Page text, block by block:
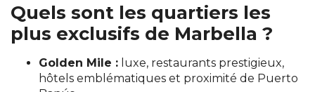
Quels sont les quartiers les
plus exclusifs de Marbella ?
Golden Mile : luxe, restaurants prestigieux,
hôtels emblématiques et proximité de Puerto